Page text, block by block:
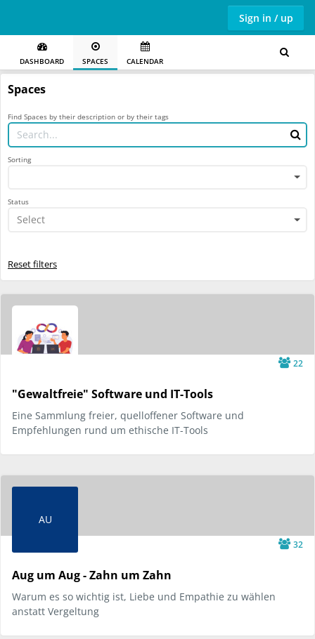
Sign in / up
DASHBOARD SPACES CALENDAR
Spaces
Find Spaces by their description or by their tags
Sorting
Status
Select
Reset filters
22
"Gewaltfreie" Software und IT-Tools
Eine Sammlung freier, quelloffener Software und
Empfehlungen rund um ethische IT-Tools
AU
32
Aug um Aug - Zahn um Zahn
Warum es so wichtig ist, Liebe und Empathie zu wählen
anstatt Vergeltung